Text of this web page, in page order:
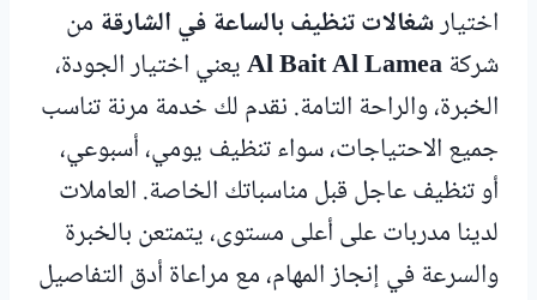
اختيارشغالات تنظيف بالساعة في الشارقة من
شركةAl Bait Al Lameaيعني اختيار الجودة،
الخبرة، والراحة التامة. نقدم لك خدمة مرنة تناسب
جميع الاحتياجات، سواء تنظيف يومي، أسبوعي،
أو تنظيف عاجل قبل مناسباتك الخاصة. العاملات
لدينا مدربات على أعلى مستوى، يتمتعن بالخبرة
والسرعة في إنجاز المهام، مع مراعاة أدق التفاصيل